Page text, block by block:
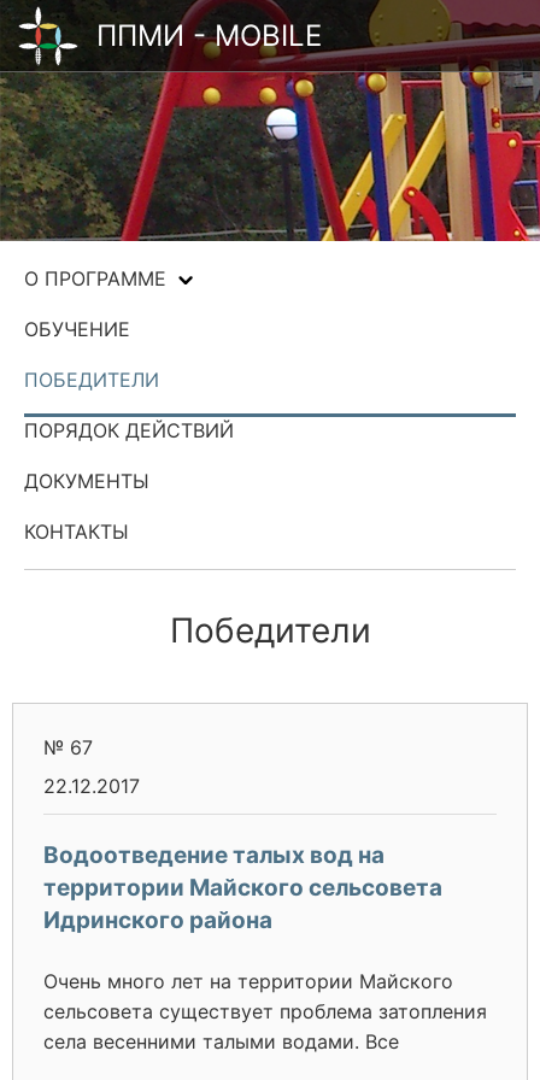
ППМИ - MOBILE
О ПРОГРАММЕ
ОБУЧЕНИЕ
ПОБЕДИТЕЛИ
ПОРЯДОК ДЕЙСТВИЙ
ДОКУМЕНТЫ
КОНТАКТЫ
Победители
№ 67
22.12.2017
Водоотведение талых вод на
территории Майского сельсовета
Идринского района
Очень много лет на территории Майского
сельсовета существует проблема затопления
села весенними талыми водами. Все